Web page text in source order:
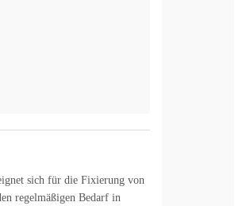
sich für die Fixierung von
regelmäßigen Bedarf in